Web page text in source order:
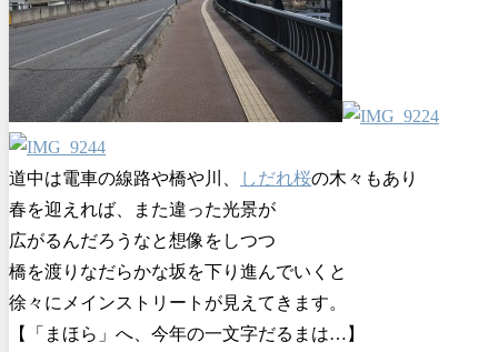
道中は電車の線路や橋や川、 しだれ桜の木々もあり
春を迎えれば、また違った光景が
広がるんだろうなと想像をしつつ
橋を渡りなだらかな坂を下り進んでいくと
徐々にメインストリートが見えてきます。
【「まほら」へ、今年の一文字だるまは…】